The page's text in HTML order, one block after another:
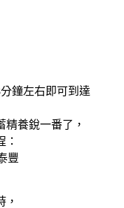
鐘左右即可到達
養銳一番了，
：
豐
，